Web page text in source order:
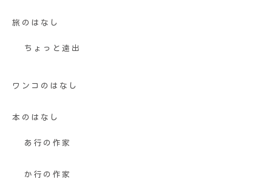
旅のはなし
ちょっと遠出
ワンコのはなし
本のはなし
あ行の作家
か行の作家